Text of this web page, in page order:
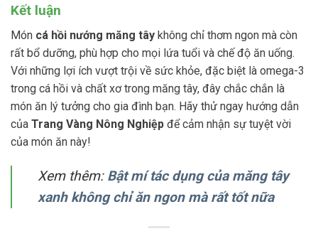
Kết luận
Món cá hồi nướng măng tây không chỉ thơm ngon mà còn
rất bổ dưỡng, phù hợp cho mọi lứa tuổi và chế độ ăn uống.
Với những lợi ích vượt trội về sức khỏe, đặc biệt là omega-3
trong cá hồi và chất xơ trong măng tây, đây chắc chắn là
món ăn lý tưởng cho gia đình bạn. Hãy thử ngay hướng dẫn
của Trang Vàng Nông Nghiệp để cảm nhận sự tuyệt vời
của món ăn này!
Xem thêm: Bật mí tác dụng của măng tây
xanh không chỉ ăn ngon mà rất tốt nữa